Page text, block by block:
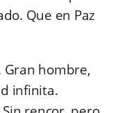
Que en Paz
Gran hombre,
infinita.